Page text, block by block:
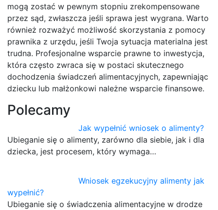
mogą zostać w pewnym stopniu zrekompensowane
przez sąd, zwłaszcza jeśli sprawa jest wygrana. Warto
również rozważyć możliwość skorzystania z pomocy
prawnika z urzędu, jeśli Twoja sytuacja materialna jest
trudna. Profesjonalne wsparcie prawne to inwestycja,
która często zwraca się w postaci skutecznego
dochodzenia świadczeń alimentacyjnych, zapewniając
dziecku lub małżonkowi należne wsparcie finansowe.
Polecamy
Jak wypełnić wniosek o alimenty?
Ubieganie się o alimenty, zarówno dla siebie, jak i dla
dziecka, jest procesem, który wymaga…
Wniosek egzekucyjny alimenty jak
wypełnić?
Ubieganie się o świadczenia alimentacyjne w drodze